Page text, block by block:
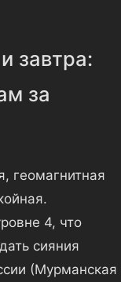
завтра:
за
геомагнитная
4, что
сияния
(Мурманская